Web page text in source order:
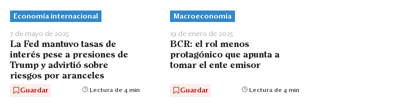
Economía internacional
7 de mayo de 2025
La Fed mantuvo tasas de
interés pese a presiones de
Trump y advirtió sobre
riesgos por aranceles
Guardar Lectura de 4 min
Macroeconomía
19 de enero de 2025
BCR: el rol menos
protagónico que apunta a
tomar el ente emisor
Guardar Lectura de 4 min